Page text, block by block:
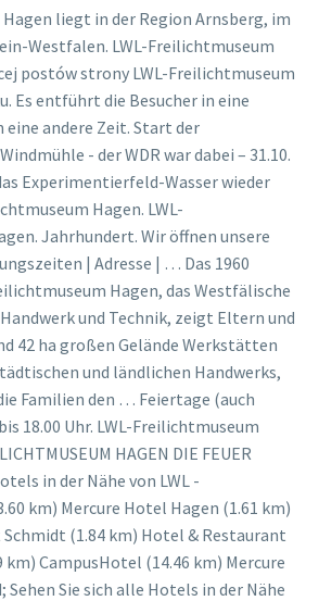
liegt in der Region Arnsberg, im
Westfalen. LWL-Freilichtmuseum
postów strony LWL-Freilichtmuseum
Es entführt die Besucher in eine
eine andere Zeit. Start der
- der WDR war dabei – 31.10.
Experimentierfeld-Wasser wieder
Hagen. LWL-
Jahrhundert. Wir öffnen unsere
| Adresse | … Das 1960
Hagen, das Westfälische
und Technik, zeigt Eltern und
42 ha großen Gelände Werkstätten
und ländlichen Handwerks,
Familien den … Feiertage (auch
18.00 Uhr. LWL-Freilichtmuseum
HAGEN DIE FEUER
in der Nähe von LWL -
km) Mercure Hotel Hagen (1.61 km)
(1.84 km) Hotel & Restaurant
km) CampusHotel (14.46 km) Mercure
Sehen Sie sich alle Hotels in der Nähe